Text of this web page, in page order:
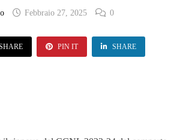
Febbraio 27, 2025 0
PIN IT SHARE